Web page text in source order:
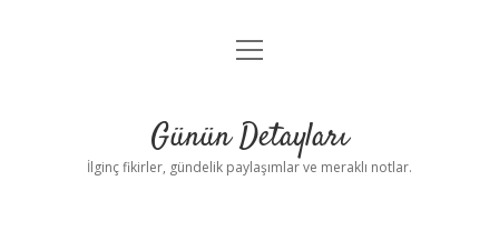
Gizlilik Politikası
Yasal Uyarı
menüyü
Günün Detayları
İlginç fikirler, gündelik paylaşımlar ve meraklı notlar.